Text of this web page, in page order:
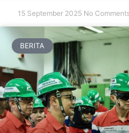
15 September 2025 No
BERITA